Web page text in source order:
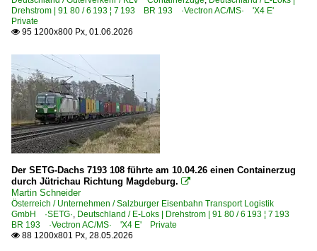
Regional- und Fernzüge
Lz Lokzüge
Strecken | KBS 100-199
110 (Hannover–) Celle – Lüneburg – H.-Harburg
Strecken | KBS 200-299
203 'nord' Berlin – B.-Gesundbrunnen – Bernau –
254 (Magdeburg–) Biederitz – Zerbst – Roßlau – Dessau
Strecken | KBS 300-399
309 Zielitz – Magdeburg – Schönebeck-Salzelmen
Drehstrom | 91 80 / 6 193 ¦ 7 193 BR 193 ·Vectron AC/MS· 'X4 E'
Private
 95 1200x800 Px, 01.06.2026
Der SETG-Dachs 7193 108 führte am 10.04.26 einen Containerzug
durch Jütrichau Richtung Magdeburg. 
Martin Schneider
Österreich / Unternehmen / Salzburger Eisenbahn Transport Logistik
GmbH ·SETG·, Deutschland / E-Loks | Drehstrom | 91 80 / 6 193 ¦ 7 193
BR 193 ·Vectron AC/MS· 'X4 E' Private
 88 1200x801 Px, 28.05.2026